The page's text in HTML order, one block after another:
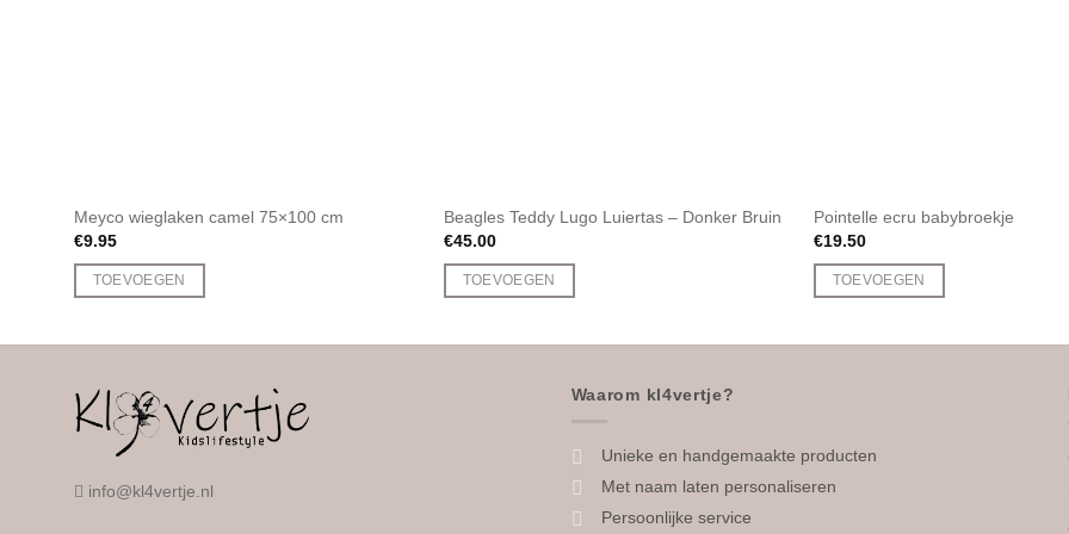
Meyco wieglaken camel 75×100 cm
€9.95
TOEVOEGEN
Beagles Teddy Lugo Luiertas – Donker Bruin
€45.00
TOEVOEGEN
Pointelle ecru babybroekje
€19.50
TOEVOEGEN
Deze
info@kl4vertje.nl
Waarom kl4vertje?
Unieke en handgemaakte producten
Met naam laten personaliseren
Persoonlijke service